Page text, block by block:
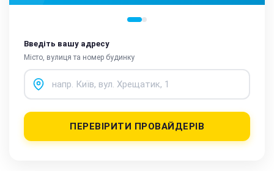
Введіть вашу адресу
Місто, вулиця та номер будинку
ПЕРЕВІРИТИ ПРОВАЙДЕРІВ